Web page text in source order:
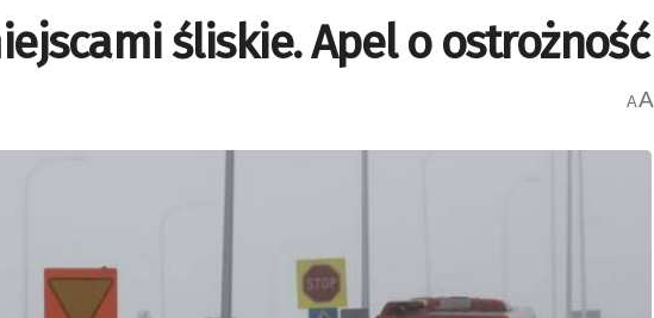
śliskie. Apel o ostrożność
AA